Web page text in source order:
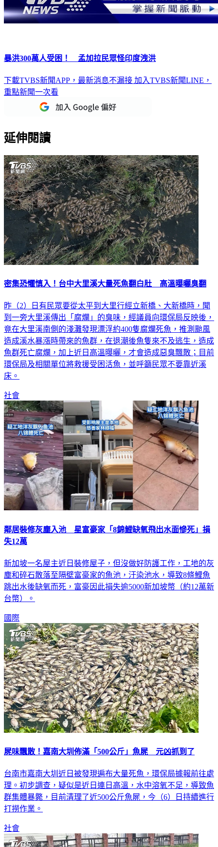
暴洪300萬人受困！ 孟加拉民眾怪印度洩洪
下載TVBS新聞APP，最新消息不漏接 加入TVBS新聞LINE，
重點新聞一次看
延伸閱讀
密集恐懼慎入！台中大里溪大量死魚翻白肚 高溫曝曬臭翻
昨（2）日有民眾要從太平到大里行經立新橋、大新橋時，聞
到一旁大里溪傳出「腐爛」的臭味，經議員向環保局反映後，
竟在大里溪南側的淺灘發現漂浮約400隻腐爛死魚，推測颱風
造成溪水暴漲時帶來的魚群，在退潮後魚隻來不及逃生，造成
魚群死亡腐爛，加上近日高溫曝曬，才會造成惡臭飄散；目前
環保局及相關單位將救援受困活魚，並呼籲民眾不要靠近溪
床。
社會
鄰居裝修灰塵入池 星富豪家「8錦鯉缺氧飛出水面慘死」損
失12萬
新加坡一名屋主近日裝修屋子，但沒做好防護工作，工地的灰
塵和碎石散落至隔壁富豪家的魚池，汙染池水，導致8條鯉魚
跳出水後缺氧而死，富豪因此損失逾5000新加坡幣（約12萬新
台幣）。
國際
屍味飄散！嘉南大圳佈滿「500公斤」魚屍 元凶抓到了
台南市嘉南大圳近日被發現遍布大量死魚，環保局據報前往處
理。初步調查，疑似是近日連日高溫，水中溶氧不足，導致魚
群集體暴斃，目前清理了近500公斤魚屍，今（6）日持續進行
打撈作業。
社會